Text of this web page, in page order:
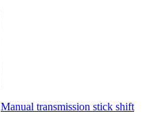
Manual transmission stick shift